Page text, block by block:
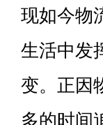
现如今物
生活中发
变。正因
多的时间